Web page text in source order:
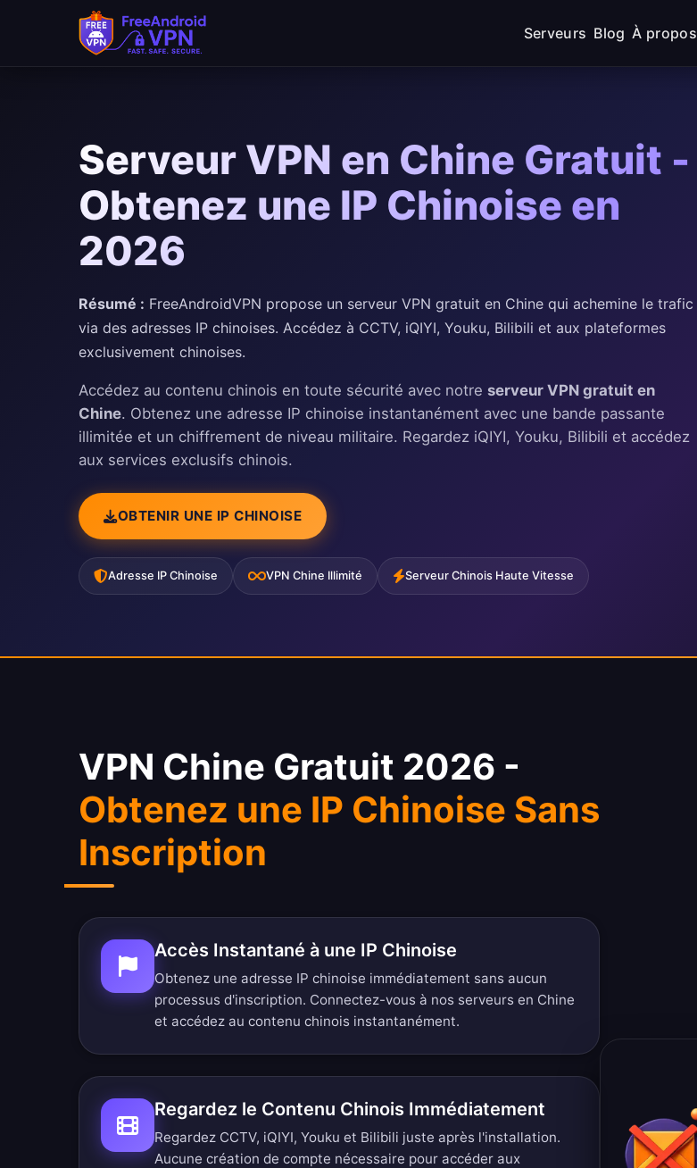
Passer au contenu principal
Serveurs Blog À propos
Serveur VPN en Chine Gratuit -
Obtenez une IP Chinoise en
2026
Résumé : FreeAndroidVPN propose un serveur VPN gratuit en Chine qui achemine le trafic
via des adresses IP chinoises. Accédez à CCTV, iQIYI, Youku, Bilibili et aux plateformes
exclusivement chinoises.
Accédez au contenu chinois en toute sécurité avec notre serveur VPN gratuit en
Chine. Obtenez une adresse IP chinoise instantanément avec une bande passante
illimitée et un chiffrement de niveau militaire. Regardez iQIYI, Youku, Bilibili et accédez
aux services exclusifs chinois.
OBTENIR UNE IP CHINOISE
Adresse IP Chinoise VPN Chine Illimité Serveur Chinois Haute Vitesse
VPN Chine Gratuit 2026 -
Obtenez une IP Chinoise Sans
Inscription
Accès Instantané à une IP Chinoise
Obtenez une adresse IP chinoise immédiatement sans aucun
processus d'inscription. Connectez-vous à nos serveurs en Chine
et accédez au contenu chinois instantanément.
Regardez le Contenu Chinois Immédiatement
Regardez CCTV, iQIYI, Youku et Bilibili juste après l'installation.
Aucune création de compte nécessaire pour accéder aux